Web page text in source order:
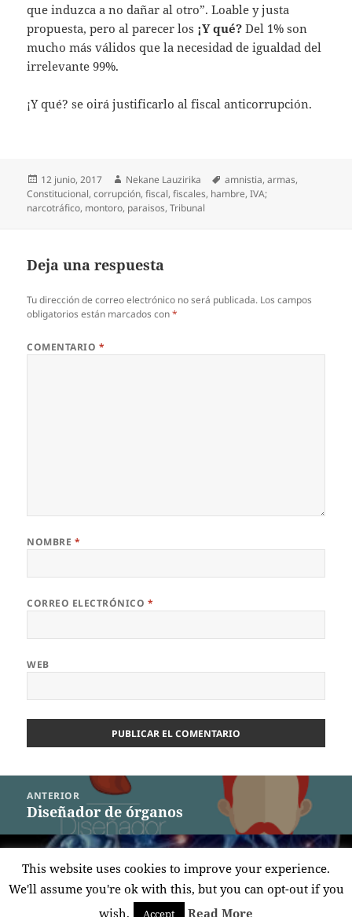
que induzca a no dañar al otro”. Loable y justa
propuesta, pero al parecer los ¡Y qué? Del 1% son
mucho más válidos que la necesidad de igualdad del
irrelevante 99%.
¡Y qué? se oirá justificarlo al fiscal anticorrupción.
Publicado
el
12 junio, 2017 Autor
Nekane Lauzirika Etiquetas
amnistia,armas,
Constitucional,corrupción,fiscal,fiscales, hambre,IVA;
narcotráfico, montoro, paraisos,Tribunal
Deja una respuesta
Tu dirección de correo electrónico no será publicada. Los campos
obligatorios están marcados con*
COMENTARIO *
NOMBRE *
CORREO ELECTRÓNICO *
WEB
entradas
ANTERIOR
Entrada
anterior:
Diseñador de órganos
Entrada
siguiente:
De gula a tóxico cerebral
This website uses cookies to improve your experience.
We'll assume you're ok with this, but you can opt-out if you
wish.
Accept Read More